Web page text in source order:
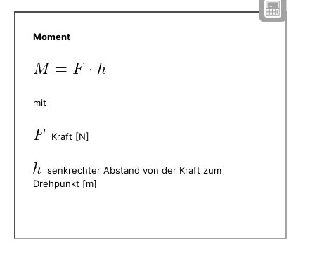
Moment
mit
Kraft [N]
senkrechter Abstand von der Kraft zum
Drehpunkt [m]